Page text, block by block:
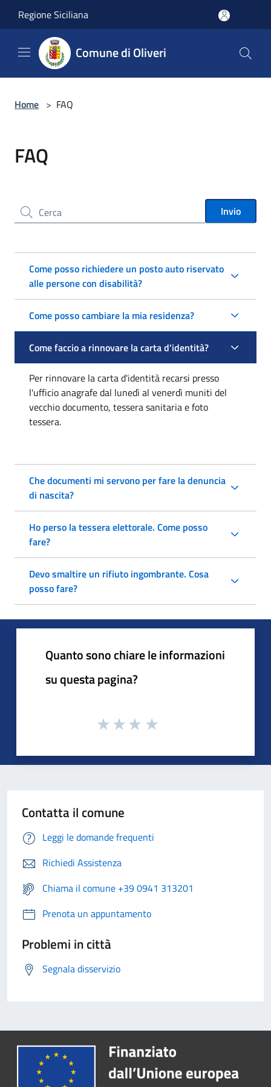
Regione Siciliana
Comune di Oliveri
Home > FAQ
FAQ
Cerca nel sito Invio
Come posso richiedere un posto auto riservato
alle persone con disabilità?
Come posso cambiare la mia residenza?
Come faccio a rinnovare la carta d'identità?
Per rinnovare la carta d'identità recarsi presso
l'ufficio anagrafe dal lunedì al venerdì muniti del
vecchio documento, tessera sanitaria e foto
tessera.
Che documenti mi servono per fare la denuncia
di nascita?
Ho perso la tessera elettorale. Come posso
fare?
Devo smaltire un rifiuto ingombrante. Cosa
posso fare?
Quanto sono chiare le informazioni
su questa pagina?
Contatta il comune
Leggi le domande frequenti
Richiedi Assistenza
Chiama il comune +39 0941 313201
Prenota un appuntamento
Problemi in città
Segnala disservizio